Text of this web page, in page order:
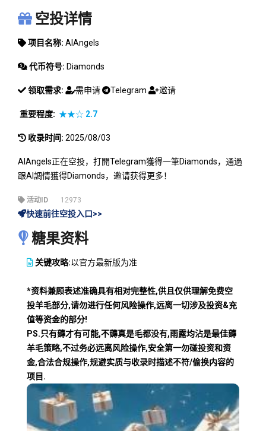
空投详情
项目名称: AIAngels
代币符号: Diamonds
领取需求: 需申请 Telegram 邀请
重要程度: ★★☆ 2.7
收录时间: 2025/08/03
AIAngels正在空投，打開Telegram獲得一筆Diamonds，通過
跟AI調情獲得Diamonds，邀请获得更多！
活动ID 12973
快速前往空投入口>>
糖果资料
关键攻略:以官方最新版为准
*资料兼顾表述准确具有相对完整性,供且仅供理解免费空
投羊毛部分,请勿进行任何风险操作,远离一切涉及投资&充
值等资金的部分!
PS.只有薅才有可能,不薅真是毛都没有,雨露均沾是最佳薅
羊毛策略,不过务必远离风险操作,安全第一勿碰投资和资
金,合法合规操作,规避实质与收录时描述不符/偷换内容的
项目.